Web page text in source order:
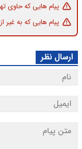
پیام هایی که حاوی
پیام هایی که به غیر
ارسال نظر